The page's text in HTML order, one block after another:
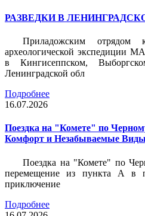
РАЗВЕДКИ В
Приладожским отрядом
археологической экспедиции
в Кингисеппском,
Ленинградской обл
Подробнее
16.07.2026
Поездка на "Комете" по
Комфорт и Незабываемые Виды
Поездка на "Комете" по
перемещение из пункта А в
приключение
Подробнее